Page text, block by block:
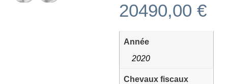
20490,00 €
Année
2020
Chevaux fiscaux